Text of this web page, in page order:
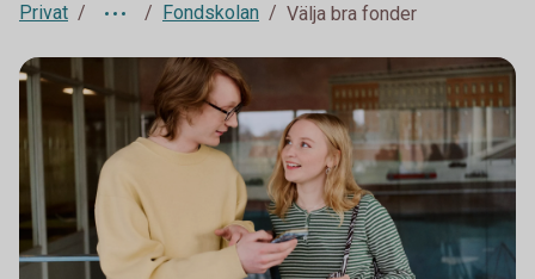
Privat Fondskolan Välja bra fonder